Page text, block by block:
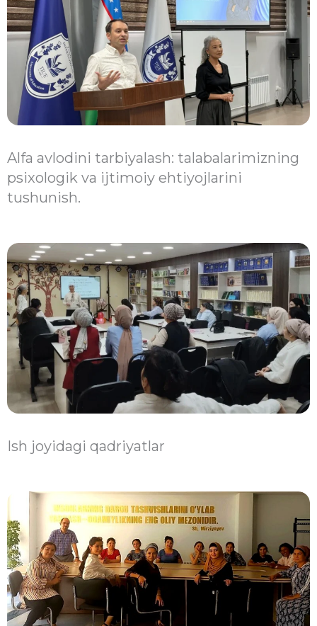
Alfa avlodini tarbiyalash: talabalarimizning
psixologik va ijtimoiy ehtiyojlarini
tushunish.
Ish joyidagi qadriyatlar